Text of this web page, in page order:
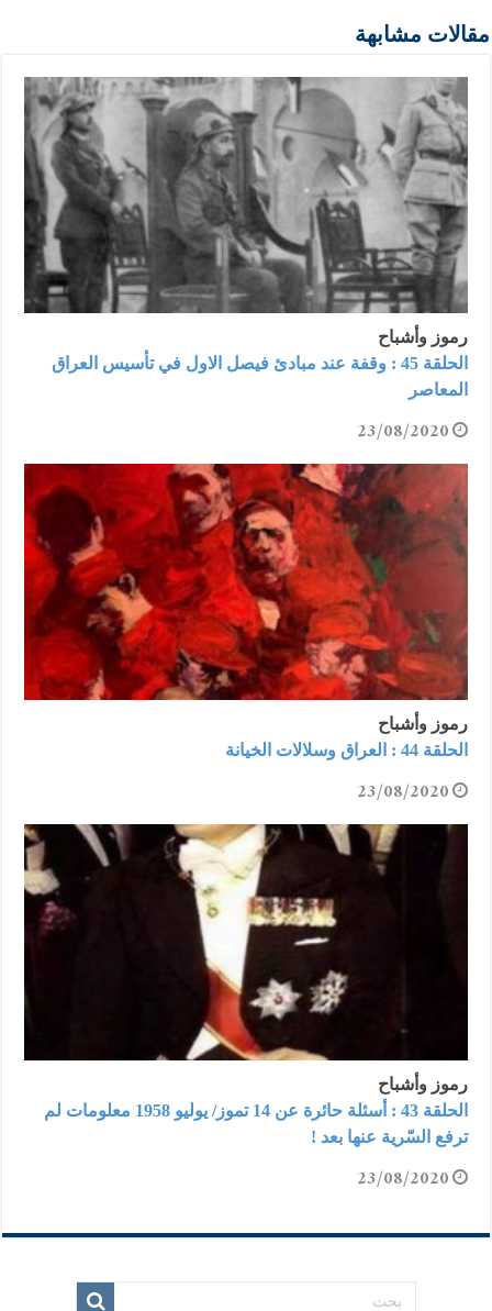
مقالات مشابهة
رموز وأشباح
الحلقة 45 : وقفة عند مبادئ فيصل الاول في تأسيس العراق
المعاصر
23/08/2020
رموز وأشباح
الحلقة 44 : العراق وسلالات الخيانة
23/08/2020
رموز وأشباح
الحلقة 43 : أسئلة حائرة عن 14 تموز/ يوليو 1958 معلومات لم
ترفع السّرية عنها بعد !
23/08/2020